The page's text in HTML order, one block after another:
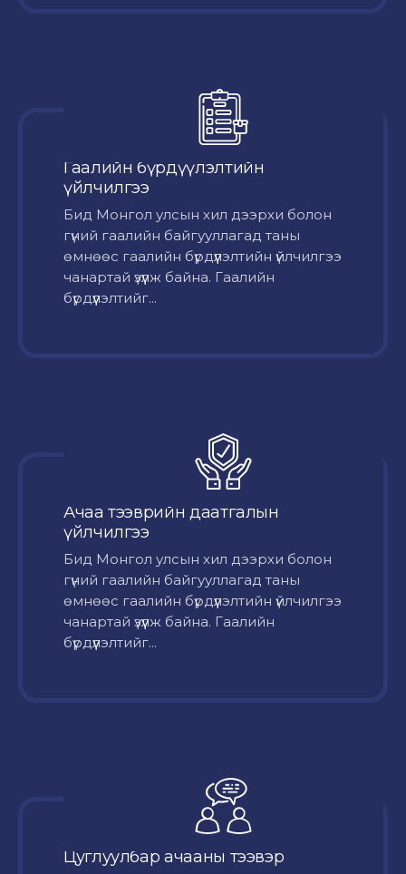
Гаалийн бүрдүүлэлтийн
үйлчилгээ
Бид Монгол улсын хил дээрхи болон
гүний гаалийн байгууллагад таны
өмнөөс гаалийн бүрдүүлэлтийн үйлчилгээ
чанартай үзүүлж байна. Гаалийн
бүрдүүлэлтийг...
Ачаа тээврийн даатгалын
үйлчилгээ
Бид Монгол улсын хил дээрхи болон
гүний гаалийн байгууллагад таны
өмнөөс гаалийн бүрдүүлэлтийн үйлчилгээ
чанартай үзүүлж байна. Гаалийн
бүрдүүлэлтийг...
Цуглуулбар ачааны тээвэр